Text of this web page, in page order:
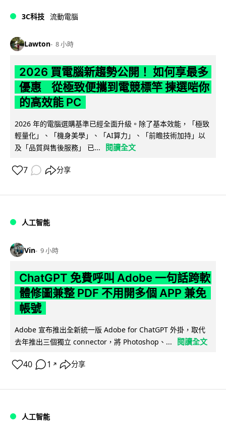
3C科技 流動電腦
Lawton 8 小時
2026 買電腦新趨勢公開！ 如何享最多
優惠 從極致便攜到電競標竿 揀選啱你
的高效能 PC
2026 年的電腦選購基準已經全面升級。除了基本效能，「極致
輕量化」、「機身美學」、「AI算力」、「前瞻技術加持」以
及「品質與售後服務」 已...
閱讀全文
7 分享
人工智能
Vin 9 小時
ChatGPT 免費呼叫 Adobe 一句話跨軟
體修圖兼整 PDF 不用開多個 APP 兼免
帳號
Adobe 宣布推出全新統一版 Adobe for ChatGPT 外掛，取代
去年推出三個獨立 connector，將 Photoshop、...
閱讀全文
40 1 ↗ 分享
人工智能